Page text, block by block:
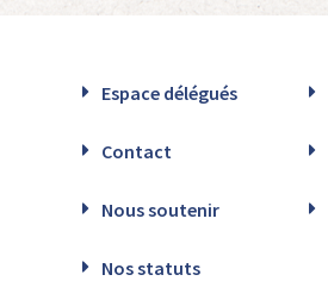
Espace délégués
Contact
Nous soutenir
Nos statuts